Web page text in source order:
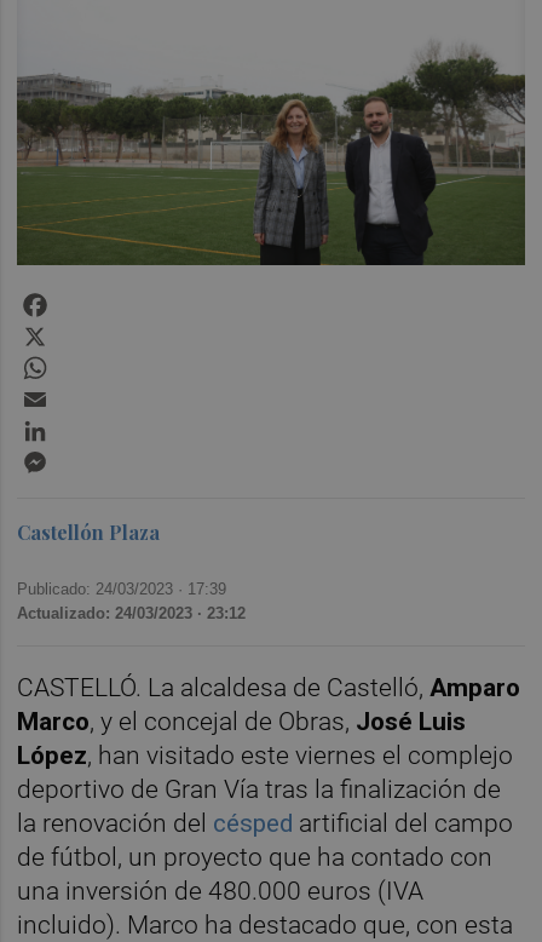
Castellón Plaza
Publicado: 24/03/2023 · 17:39
Actualizado: 24/03/2023 · 23:12
CASTELLÓ. La alcaldesa de Castelló,Amparo
Marco, y el concejal de Obras, José Luis
López, han visitado este viernes el complejo
deportivo de Gran Vía tras la finalización de
la renovación del césped artificial del campo
de fútbol, un proyecto que ha contado con
una inversión de 480.000 euros (IVA
incluido). Marco ha destacado que, con esta